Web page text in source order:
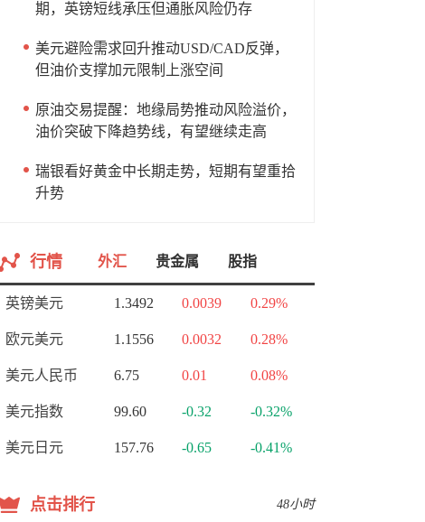
期，英镑短线承压但通胀风险仍存
美元避险需求回升推动USD/CAD反弹，
但油价支撑加元限制上涨空间
原油交易提醒：地缘局势推动风险溢价，
油价突破下降趋势线，有望继续走高
瑞银看好黄金中长期走势，短期有望重拾
升势
行情 外汇 贵金属 股指
英镑美元 1.3492 0.0039 0.29%
欧元美元 1.1556 0.0032 0.28%
美元人民币 6.75 0.01 0.08%
美元指数 99.60 -0.32 -0.32%
美元日元 157.76 -0.65 -0.41%
点击排行 48小时